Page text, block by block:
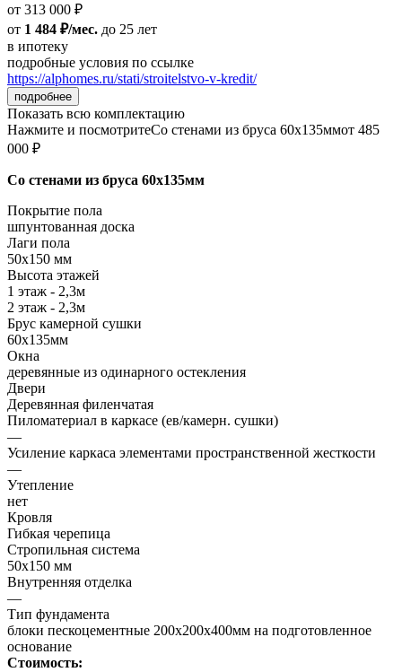
от 313 000 ₽
от 1 484 ₽/мес. до 25 лет
в ипотеку
подробные условия по ссылке
https://alphomes.ru/stati/stroitelstvo-v-kredit/
подробнее
Показать всю комплектацию
Нажмите и посмотритеСо стенами из бруса 60х135ммот 485
000 ₽
Со стенами из бруса 60х135мм
Покрытие пола
шпунтованная доска
Лаги пола
50х150 мм
Высота этажей
1 этаж - 2,3м
2 этаж - 2,3м
Брус камерной сушки
60х135мм
Окна
деревянные из одинарного остекления
Двери
Деревянная филенчатая
Пиломатериал в каркасе (ев/камерн. сушки)
—
Усиление каркаса элементами пространственной жесткости
—
Утепление
нет
Кровля
Гибкая черепица
Стропильная система
50х150 мм
Внутренняя отделка
—
Тип фундамента
блоки пескоцементные 200х200х400мм на подготовленное
основание
Стоимость: